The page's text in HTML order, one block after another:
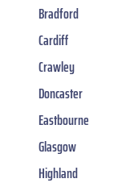
Bradford
Cardiff
Crawley
Doncaster
Eastbourne
Glasgow
Highland